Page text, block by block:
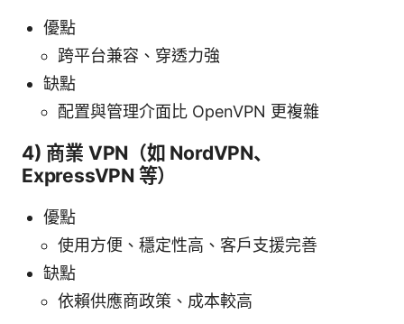
優點
跨平台兼容、穿透力強
缺點
配置與管理介面比 OpenVPN 更複雜
4) 商業 VPN（如 NordVPN、
ExpressVPN 等）
優點
使用方便、穩定性高、客戶支援完善
缺點
依賴供應商政策、成本較高